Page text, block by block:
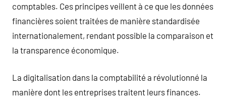
comptables. Ces principes veillent à ce que les données
financières soient traitées de manière standardisée
internationalement, rendant possible la comparaison et
la transparence économique.
La digitalisation dans la comptabilité a révolutionné la
manière dont les entreprises traitent leurs finances.